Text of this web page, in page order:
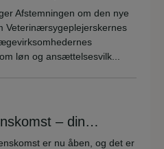
Afstemningen om den nye
Veterinærsygeplejerskernes
løn og ansættelsesvilk...
– din
er nu åben, og det er